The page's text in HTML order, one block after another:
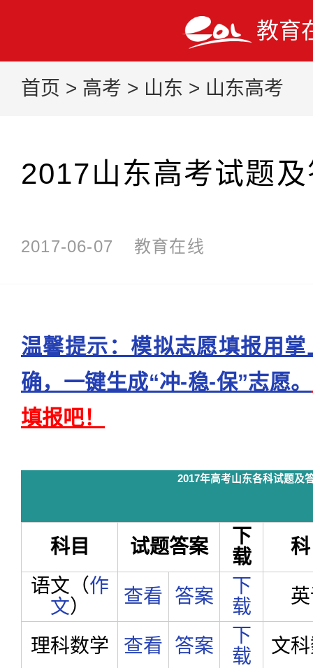
教育
首页 > 高考 > 山东 > 山东高考
2017山东高考试题
2017-06-07 教育在线
温馨提示：模拟志愿填报用
确，一键生成“冲-稳-保”志愿。
填报吧！
2017年高考山东各科试题及
科目 试题答案
下
载
语文（作
文） 查看 答案
下
载
理科数学 查看 答案
下
载
文